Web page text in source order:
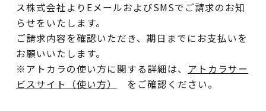
ス株式会社よりEメールおよびSMSでご請求のお知
らせをいたします。
ご請求内容を確認いただき、期日までにお支払いを
お願いいたします。
※アトカラの使い方に関する詳細は、 アトカラサー
ビスサイト（使い方）
をご確認ください。